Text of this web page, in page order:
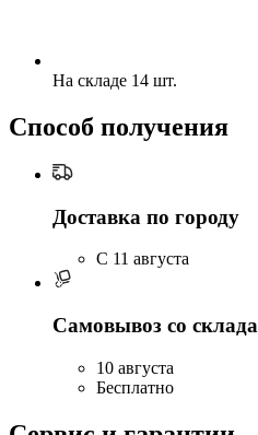
На складе 14 шт.
Способ получения
Доставка по городу
C 11 августа
Самовывоз со склада
10 августа
Бесплатно